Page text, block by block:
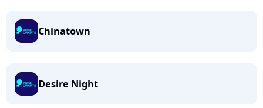
Chinatown
Desire Night